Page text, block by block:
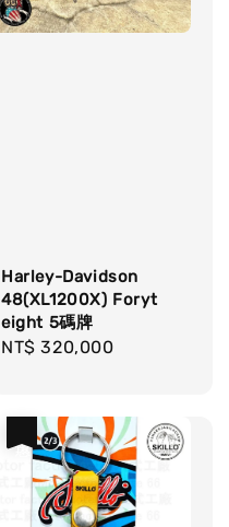
Harley-Davidson
48(XL1200X) Foryt
eight 5碼牌
Regular
NT$ 320,000